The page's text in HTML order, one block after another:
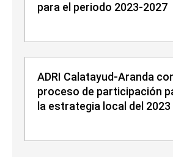
para el periodo 2023-2027
ADRI Calatayud-Aranda
proceso de participación
la estrategia local del 2023